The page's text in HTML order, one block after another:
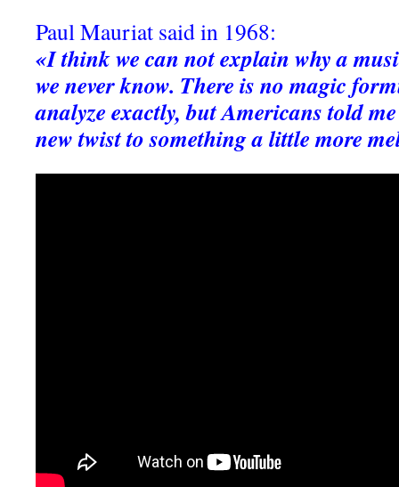
Paul Mauriat said in 1968:
«I think we can not explain why a
we never know. There is no magic
analyze exactly, but Americans told
new twist to something a little more